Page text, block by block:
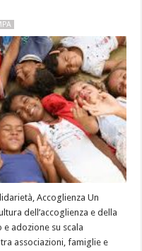
Accoglienza Un
dell’accoglienza e della
adozione su scala
associazioni, famiglie e